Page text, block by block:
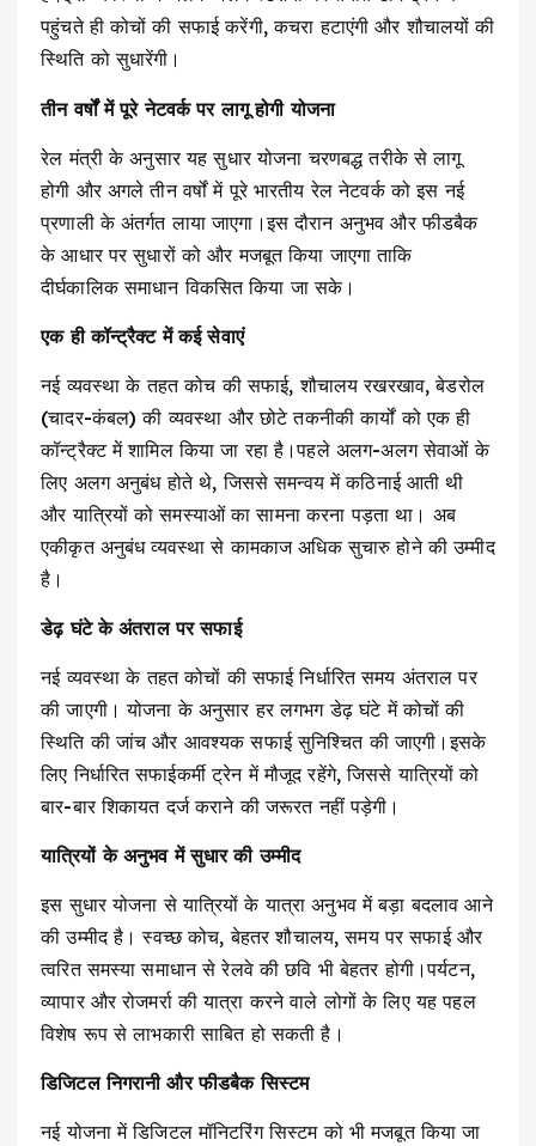
पहुंचते ही कोचों की सफाई करेंगी, कचरा हटाएंगी और शौचालयों की
स्थिति को सुधारेंगी।
तीन वर्षों में पूरे नेटवर्क पर लागू होगी योजना
रेल मंत्री के अनुसार यह सुधार योजना चरणबद्ध तरीके से लागू
होगी और अगले तीन वर्षों में पूरे भारतीय रेल नेटवर्क को इस नई
प्रणाली के अंतर्गत लाया जाएगा।इस दौरान अनुभव और फीडबैक
के आधार पर सुधारों को और मजबूत किया जाएगा ताकि
दीर्घकालिक समाधान विकसित किया जा सके।
एक ही कॉन्ट्रैक्ट में कई सेवाएं
नई व्यवस्था के तहत कोच की सफाई, शौचालय रखरखाव, बेडरोल
(चादर-कंबल) की व्यवस्था और छोटे तकनीकी कार्यों को एक ही
कॉन्ट्रैक्ट में शामिल किया जा रहा है।पहले अलग-अलग सेवाओं के
लिए अलग अनुबंध होते थे, जिससे समन्वय में कठिनाई आती थी
और यात्रियों को समस्याओं का सामना करना पड़ता था। अब
एकीकृत अनुबंध व्यवस्था से कामकाज अधिक सुचारु होने की उम्मीद
है।
डेढ़ घंटे के अंतराल पर सफाई
नई व्यवस्था के तहत कोचों की सफाई निर्धारित समय अंतराल पर
की जाएगी। योजना के अनुसार हर लगभग डेढ़ घंटे में कोचों की
स्थिति की जांच और आवश्यक सफाई सुनिश्चित की जाएगी।इसके
लिए निर्धारित सफाईकर्मी ट्रेन में मौजूद रहेंगे, जिससे यात्रियों को
बार-बार शिकायत दर्ज कराने की जरूरत नहीं पड़ेगी।
यात्रियों के अनुभव में सुधार की उम्मीद
इस सुधार योजना से यात्रियों के यात्रा अनुभव में बड़ा बदलाव आने
की उम्मीद है। स्वच्छ कोच, बेहतर शौचालय, समय पर सफाई और
त्वरित समस्या समाधान से रेलवे की छवि भी बेहतर होगी।पर्यटन,
व्यापार और रोजमर्रा की यात्रा करने वाले लोगों के लिए यह पहल
विशेष रूप से लाभकारी साबित हो सकती है।
डिजिटल निगरानी और फीडबैक सिस्टम
नई योजना में डिजिटल मॉनिटरिंग सिस्टम को भी मजबूत किया जा